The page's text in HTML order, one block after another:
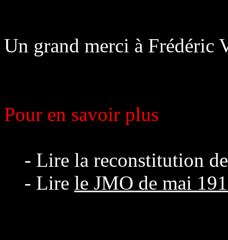
Un grand merci à Frédéric
Pour en savoir plus
- Lire la reconstitution
- Lire le JMO de mai